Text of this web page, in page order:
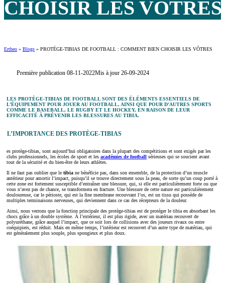
CHOISIR LES VÔTRES
Ertheo » Blogs » PROTÈGE-TIBIAS DE FOOTBALL : COMMENT BIEN CHOISIR LES VÔTRES
Première publication 08-11-2022Mis à jour 26-09-2024
LES PROTÈGE-TIBIAS DE FOOTBALL SONT DES ÉLÉMENTS ESSENTIELS DE
L’ÉQUIPEMENT POUR JOUER AU FOOTBALL, AINSI QUE POUR D’AUTRES SPORTS
COMME LE BASEBALL, LE RUGBY ET LE HOCKEY, EN RAISON DE LEUR
EFFICACITÉ À PRÉVENIR LES BLESSURES AU TIBIA.
L’IMPORTANCE DES PROTÈGE-TIBIAS
es protège-tibias, sont aujourd’hui obligatoires dans la plupart des compétitions et sont exigés par les
clubs professionnels, les écoles de sport et les académies de football sérieuses qui se soucient avant
tout de la sécurité et du bien-être de leurs athlètes.
Il ne faut pas oublier que le tibia ne bénéficie pas, dans son ensemble, de la protection d’un muscle
antérieur pour amortir l’impact, puisqu’il se trouve directement sous la peau, de sorte qu’un coup porté à
cette zone est fortement susceptible d’entraîner une blessure, qui, si elle est particulièrement forte ou que
vous n’avez pas de chance, se transformera en fracture. Une blessure de cette nature est particulièrement
douloureuse, car le périoste, qui est la fine membrane recouvrant l’os, est un tissu qui possède de
multiples terminaisons nerveuses, qui deviennent dans ce cas des récepteurs de la douleur.
Ainsi, nous verrons que la fonction principale des protège-tibias est de protéger le tibia en absorbant les
chocs grâce à un double système. À l’extérieur, il est plus rigide, avec un matériau recouvert de
polyuréthane, grâce auquel l’impact, que ce soit lors de collisions avec des joueurs rivaux ou entre
coéquipiers, est réduit. Mais en même temps, l’intérieur est recouvert d’un autre type de matériau, qui
est généralement plus souple, plus spongieux et plus doux.